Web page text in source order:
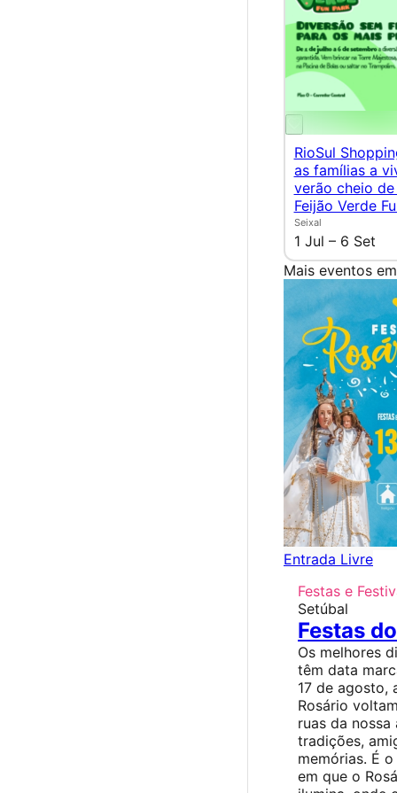
RioSul
as famílias a
verão cheio
Feijão Verde
Seixal
1 Jul – 6 Set
Mais eventos
Entrada Livre
Festas e
Setúbal
Festas
Os melhores
têm data
17 de agosto,
Rosário
ruas da nossa
tradições,
memórias. É
em que o